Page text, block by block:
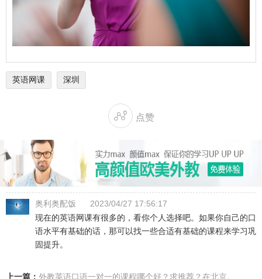
英语网课 深圳
 点赞
奥利奥配饭
2023/04/27 17:56:17
现在的英语网课有很多的，看你个人选择吧。如果你自己的口
语水平有基础的话，那可以找一些合适有基础的课程来学习巩
固提升。
上一篇： 外教英语口语一对一的课程哪个好？求推荐？在北京。